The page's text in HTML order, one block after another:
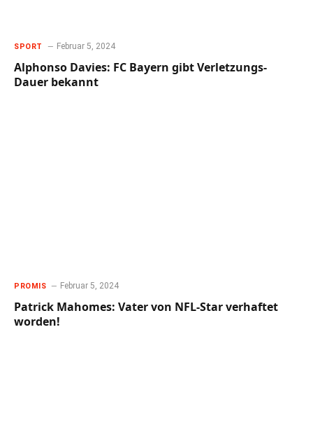
SPORT Februar 5, 2024
Alphonso Davies: FC Bayern gibt Verletzungs-
Dauer bekannt
PROMIS Februar 5, 2024
Patrick Mahomes: Vater von NFL-Star verhaftet
worden!